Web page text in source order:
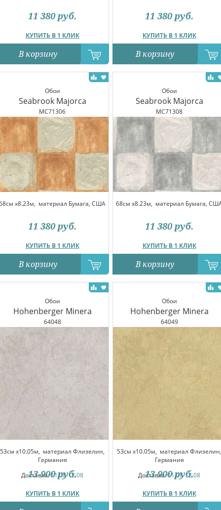
КУПИТЬ В 1 КЛИК
11 380 руб.
В корзину
КУПИТЬ В 1 КЛИК
11 380 руб.
В корзину
Обои
Seabrook Majorca
MC71306
x8.23м, материал Бумага, США
КУПИТЬ В 1 КЛИК
11 380 руб.
В корзину
Обои
Seabrook Majorca
MC71308
68см x8.23м, материал Бумага,
КУПИТЬ В 1 КЛИК
11 380 руб.
В корзину
Обои
Hohenberger Minera
64048
53см x10.05м, материал Флизелин,
Германия
Доставка:11.08-12.08
КУПИТЬ В 1 КЛИК
13 900 руб.
Обои
Hohenberger Minera
64049
53см x10.05м, материал Флизелин,
Германия
Доставка:11.08-12.08
КУПИТЬ В 1 КЛИК
13 900 руб.